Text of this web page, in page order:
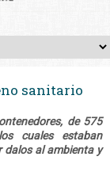
sanitario
de 575
cuales estaban
dalos al ambienta y